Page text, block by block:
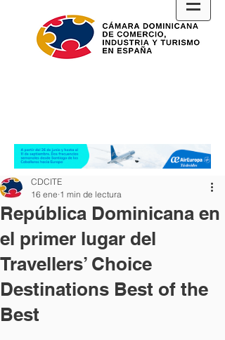
República Dominicana en
el primer lugar del
Travellers’ Choice
Destinations Best of the
Best
CDCITE
16 ene 1 min de lectura